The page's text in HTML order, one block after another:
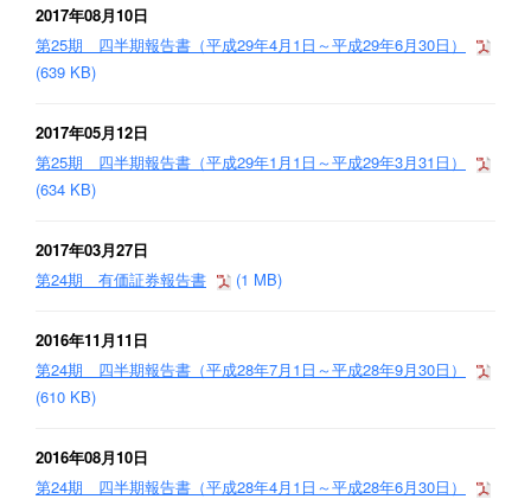
2017年08月10日
第25期 四半期報告書（平成29年4月1日～平成29年6月30日）
(639 KB)
2017年05月12日
第25期 四半期報告書（平成29年1月1日～平成29年3月31日）
(634 KB)
2017年03月27日
第24期 有価証券報告書
(1 MB)
2016年11月11日
第24期 四半期報告書（平成28年7月1日～平成28年9月30日）
(610 KB)
2016年08月10日
第24期 四半期報告書（平成28年4月1日～平成28年6月30日）